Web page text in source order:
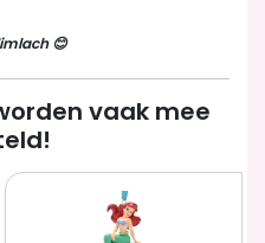
😊
vaak mee